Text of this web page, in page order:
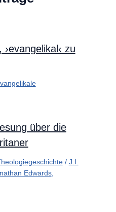
zu
über die
/ J.I.
Edwards,